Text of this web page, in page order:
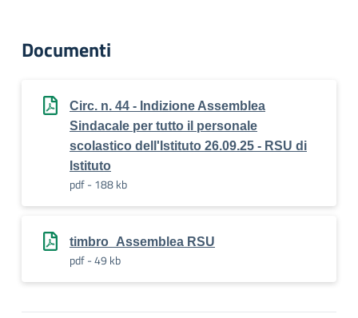
Documenti
Circ. n. 44 - Indizione Assemblea
Sindacale per tutto il personale
scolastico dell'Istituto 26.09.25 - RSU di
Istituto
pdf - 188 kb
timbro_Assemblea RSU
pdf - 49 kb